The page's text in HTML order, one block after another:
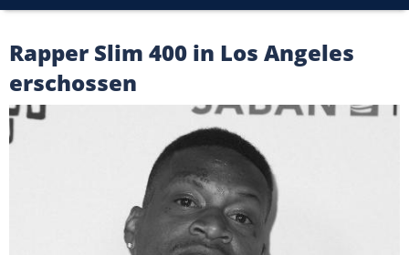
Rapper Slim 400 in Los Angeles
erschossen